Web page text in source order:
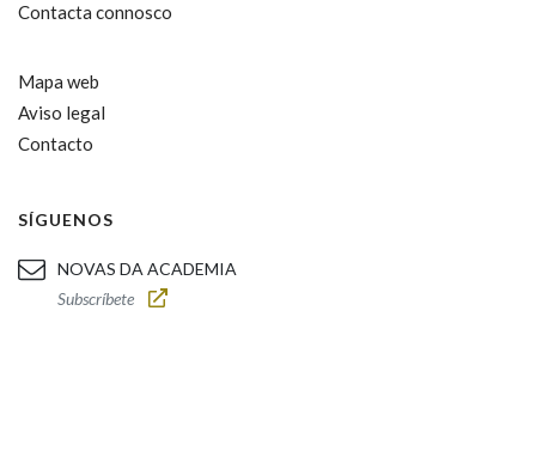
Contacta connosco
Mapa web
Aviso legal
Contacto
SÍGUENOS
NOVAS DA ACADEMIA
Subscríbete